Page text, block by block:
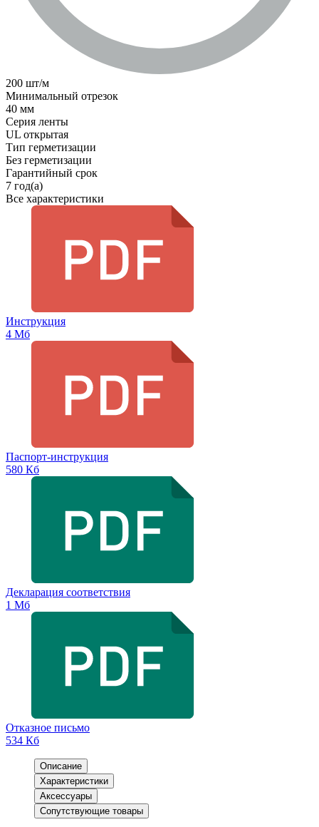
200 шт/м
Минимальный отрезок
40 мм
Серия ленты
UL открытая
Тип герметизации
Без герметизации
Гарантийный срок
7 год(а)
Все характеристики
Инструкция
4 Мб
Паспорт-инструкция
580 Кб
Декларация соответствия
1 Мб
Отказное письмо
534 Кб
Описание
Характеристики
Аксессуары
Сопутствующие товары